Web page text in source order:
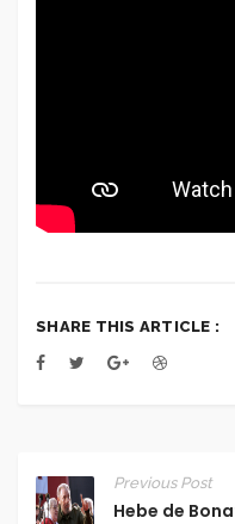
SHARE THIS ARTICLE :
Previous Post
Hebe de